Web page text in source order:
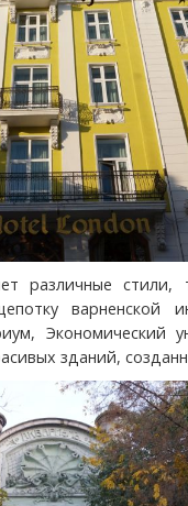
различные стили,
варненской
Экономический
зданий,